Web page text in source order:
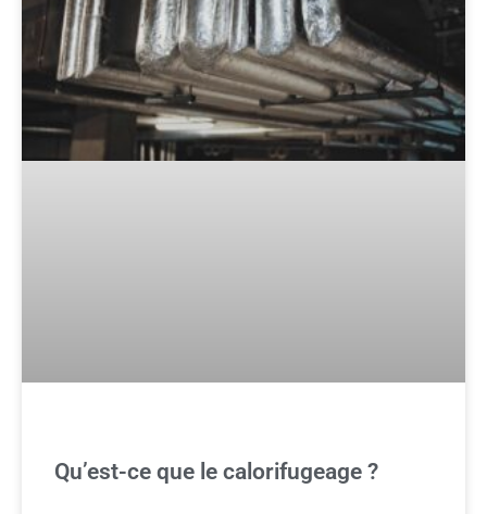
Qu’est-ce que le calorifugeage ?